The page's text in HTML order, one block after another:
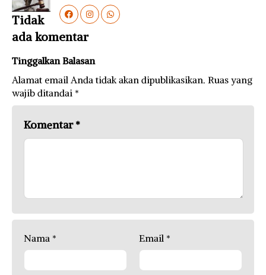
Tidak
ada komentar
Tinggalkan Balasan
Alamat email Anda tidak akan dipublikasikan. Ruas yang
wajib ditandai *
Komentar*
Nama * Email *